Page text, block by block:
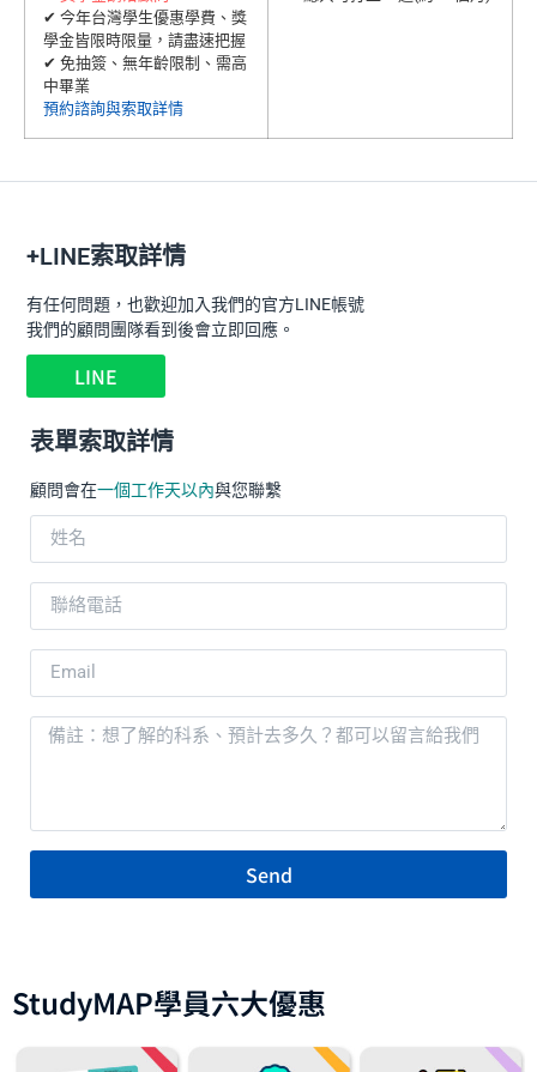
✔ 今年台灣學生優惠學費、獎
學金皆限時限量，請盡速把握
✔ 免抽簽、無年齡限制、需高
中畢業
預約諮詢與索取詳情
+LINE索取詳情
有任何問題，也歡迎加入我們的官方LINE帳號
我們的顧問團隊看到後會立即回應。
LINE
表單索取詳情
顧問會在一個工作天以內與您聯繫
Send
StudyMAP學員六大優惠